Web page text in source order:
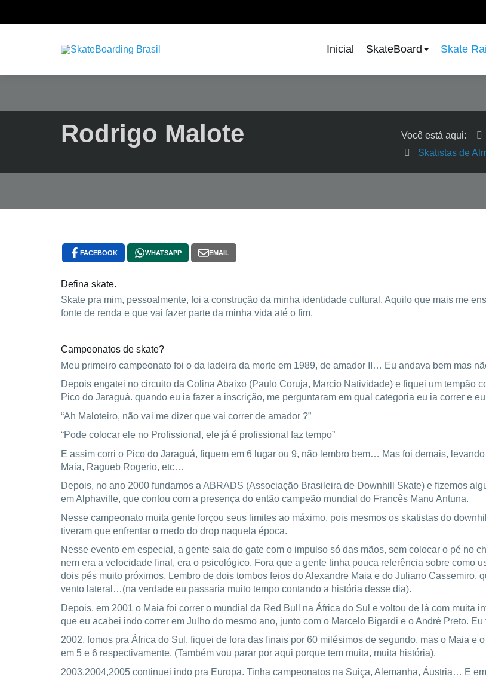
Inicial SkateBoard Skate
Rodrigo Malote Você está aqui:
Skatistas de
FACEBOOK WHATSAPP EMAIL
Defina skate.
Skate pra mim, pessoalmente, foi a construção da minha identidade cultural. Aquilo que mais me
fonte de renda e que vai fazer parte da minha vida até o fim.
Campeonatos de skate?
Meu primeiro campeonato foi o da ladeira da morte em 1989, de amador II… Eu andava bem mas
Depois engatei no circuito da Colina Abaixo (Paulo Coruja, Marcio Natividade) e fiquei um tempão
Pico do Jaraguá. quando eu ia fazer a inscrição, me perguntaram em qual categoria eu ia correr e
“Ah Maloteiro, não vai me dizer que vai correr de amador ?”
“Pode colocar ele no Profissional, ele já é profissional faz tempo”
E assim corri o Pico do Jaraguá, fiquem em 6 lugar ou 9, não lembro bem… Mas foi demais,
Maia, Ragueb Rogerio, etc…
Depois, no ano 2000 fundamos a ABRADS (Associação Brasileira de Downhill Skate) e fizemos
em Alphaville, que contou com a presença do então campeão mundial do Francês Manu Antuna.
Nesse campeonato muita gente forçou seus limites ao máximo, pois mesmos os skatistas do
tiveram que enfrentar o medo do drop naquela época.
Nesse evento em especial, a gente saia do gate com o impulso só das mãos, sem colocar o pé
nem era a velocidade final, era o psicológico. Fora que a gente tinha pouca referência sobre como
dois pés muito próximos. Lembro de dois tombos feios do Alexandre Maia e do Juliano Cassemiro,
vento lateral…(na verdade eu passaria muito tempo contando a história desse dia).
Depois, em 2001 o Maia foi correr o mundial da Red Bull na África do Sul e voltou de lá com muita
que eu acabei indo correr em Julho do mesmo ano, junto com o Marcelo Bigardi e o André Preto.
2002, fomos pra África do Sul, fiquei de fora das finais por 60 milésimos de segundo, mas o Maia e
em 5 e 6 respectivamente. (Também vou parar por aqui porque tem muita, muita história).
2003,2004,2005 continuei indo pra Europa. Tinha campeonatos na Suiça, Alemanha, Áustria… E